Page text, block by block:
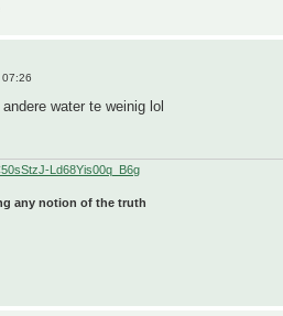
water te weinig lol
Ld68Yis00q_B6g
any notion of the truth